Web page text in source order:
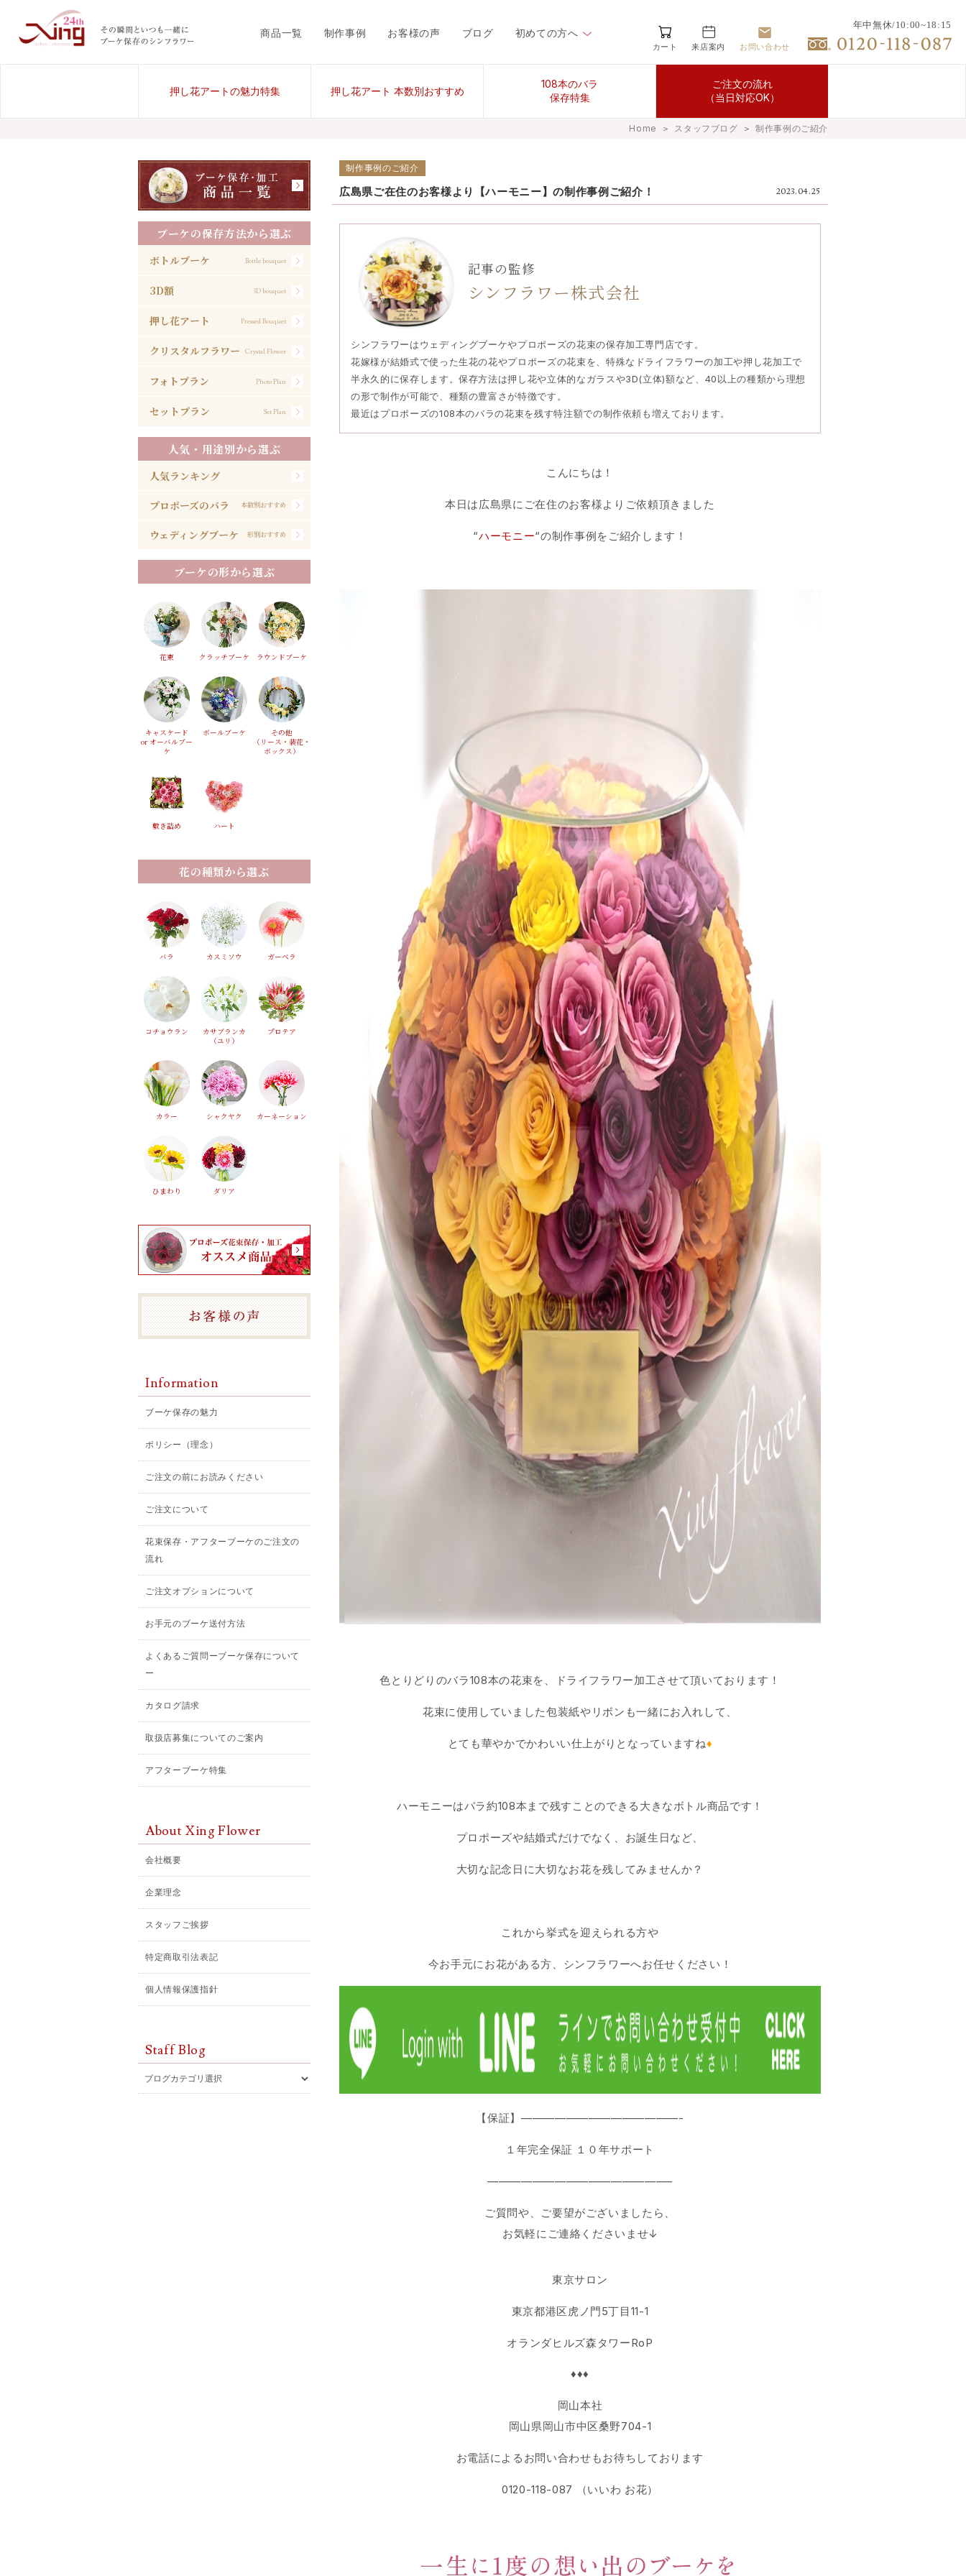
商品一覧 制作事例 お客様の声 ブログ 初めての方へ
カート 来店案内 お問い合わせ
年中無休/10:00~18:15
押し花アートの魅力特集 押し花アート 本数別おすすめ
108本のバラ
保存特集
ご注文の流れ
（当日対応OK）
Home ＞ スタッフブログ ＞ 制作事例のご紹介
制作事例のご紹介
2023.04.25
広島県ご在住のお客様より【ハーモニー】の制作事例ご紹介！
記事の監修
シンフラワー株式会社
シンフラワーはウェディングブーケやプロポーズの花束の保存加工専門店です。
花嫁様が結婚式で使った生花の花やプロポーズの花束を、特殊なドライフラワーの加工や押し花加工で
半永久的に保存します。保存方法は押し花や立体的なガラスや3D(立体)額など、40以上の種類から理想
の形で制作が可能で、種類の豊富さが特徴です。
最近はプロポーズの108本のバラの花束を残す特注額での制作依頼も増えております。
こんにちは！
本日は広島県にご在住のお客様よりご依頼頂きました
“ハーモニー“の制作事例をご紹介します！
色とりどりのバラ108本の花束を、ドライフラワー加工させて頂いております！
花束に使用していました包装紙やリボンも一緒にお入れして、
とても華やかでかわいい仕上がりとなっていますね♦
ハーモニーはバラ約108本まで残すことのできる大きなボトル商品です！
プロポーズや結婚式だけでなく、お誕生日など、
大切な記念日に大切なお花を残してみませんか？
これから挙式を迎えられる方や
今お手元にお花がある方、シンフラワーへお任せください！
【保証】——————————————-
１年完全保証 １０年サポート
————————————————–
ご質問や、ご要望がございましたら、
お気軽にご連絡くださいませ↓
東京サロン
東京都港区虎ノ門5丁目11-1
オランダヒルズ森タワーRoP
♦♦♦
岡山本社
岡山県岡山市中区桑野704-1
お電話によるお問い合わせもお待ちしております
0120-118-087 （いいわ お花）
ブーケの保存方法から選ぶ
ボトルブーケ Bottle bouquet
3D額 3D bouquet
押し花アート Pressed Bouquet
クリスタルフラワー Crystal Flower
フォトプラン Photo Plan
セットプラン Set Plan
人気・用途別から選ぶ
人気ランキング
プロポーズのバラ 本数別おすすめ
ウェディングブーケ 形別おすすめ
ブーケの形から選ぶ
花束 クラッチブーケ ラウンドブーケ
キャスケード
or オーバルブー
ケ
ボールブーケ
その他
（リース・装花・
ボックス）
敷き詰め ハート
花の種類から選ぶ
バラ カスミソウ ガーベラ
コチョウラン
カサブランカ
（ユリ）
プロテア
カラー シャクヤク カーネーション
ひまわり ダリア
Information
ブーケ保存の魅力
ポリシー（理念）
ご注文の前にお読みください
ご注文について
花束保存・アフターブーケのご注文の
流れ
ご注文オプションについて
お手元のブーケ送付方法
よくあるご質問ーブーケ保存について
ー
カタログ請求
取扱店募集についてのご案内
アフターブーケ特集
About Xing Flower
会社概要
企業理念
スタッフご挨拶
特定商取引法表記
個人情報保護指針
Staff Blog